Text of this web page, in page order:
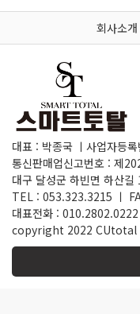
회사소개
대표 : 박종국 ㅣ사업자등
통신판매업신고번호 : 제
대구 달성군 하빈면 하산길
TEL : 053.323.3215 ㅣ
대표전화 :
copyright 2022